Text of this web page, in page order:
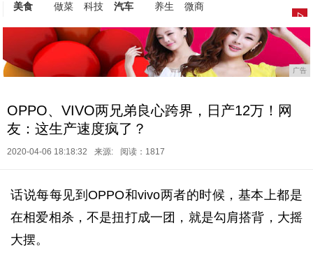
美食
做菜 科技 汽车 养生 微商
广告
OPPO、VIVO两兄弟良心跨界，日产12万！网
友：这生产速度疯了？
2020-04-06 18:18:32 来源: 阅读：1817
话说每每见到OPPO和vivo两者的时候，基本上都是
在相爱相杀，不是扭打成一团，就是勾肩搭背，大摇
大摆。